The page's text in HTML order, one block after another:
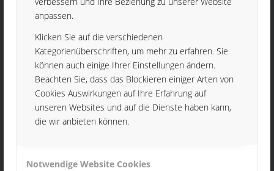
anpassen.
Klicken Sie auf die verschiedenen
Kategorienüberschriften, um mehr zu erfahren. Sie
können auch einige Ihrer Einstellungen ändern.
Beachten Sie, dass das Blockieren einiger Arten von
Cookies Auswirkungen auf Ihre Erfahrung auf
unseren Websites und auf die Dienste haben kann,
die wir anbieten können.
Notwendige Website Cookies
Durchmesser: 1 bis 65 mm